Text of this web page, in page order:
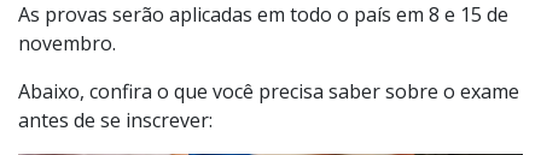
As provas serão aplicadas em todo o país em 8 e 15 de
novembro.
Abaixo, confira o que você precisa saber sobre o exame
antes de se inscrever: